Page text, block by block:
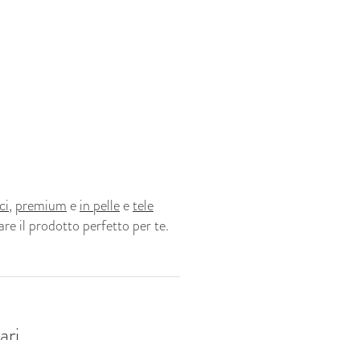
, premium ein pelleetele
il prodotto perfetto per te.